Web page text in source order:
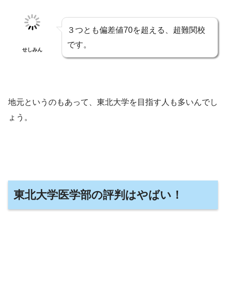
せしみん
３つとも偏差値70を超える、超難関校
です。
地元というのもあって、東北大学を目指す人も多いんでし
ょう。
東北大学医学部の評判はやばい！